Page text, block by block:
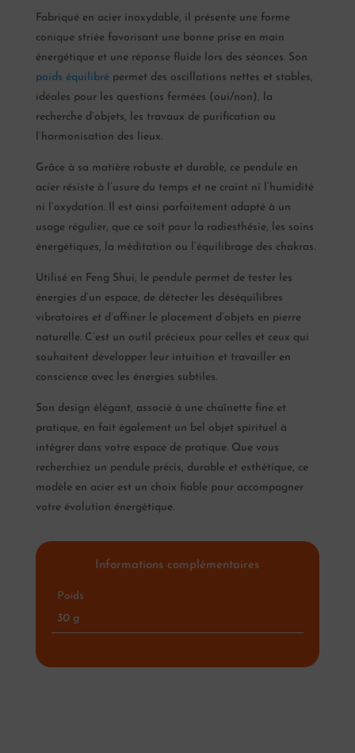
Fabriqué en acier inoxydable, il présente une forme
conique striée favorisant une bonne prise en main
énergétique et une réponse fluide lors des séances. Son
poids équilibrépermet des oscillations nettes et stables,
idéales pour les questions fermées (oui/non), la
recherche d’objets, les travaux de purification ou
l’harmonisation des lieux.
Grâce à sa matière robuste et durable, ce pendule en
acier résiste à l’usure du temps et ne craint ni l’humidité
ni l’oxydation. Il est ainsi parfaitement adapté à un
usage régulier, que ce soit pour la radiesthésie, les soins
énergétiques, la méditation ou l’équilibrage des chakras.
Utilisé en Feng Shui, le pendule permet de tester les
énergies d’un espace, de détecter les déséquilibres
vibratoires et d’affiner le placement d’objets en pierre
naturelle. C’est un outil précieux pour celles et ceux qui
souhaitent développer leur intuition et travailler en
conscience avec les énergies subtiles.
Son design élégant, associé à une chaînette fine et
pratique, en fait également un bel objet spirituel à
intégrer dans votre espace de pratique. Que vous
recherchiez un pendule précis, durable et esthétique, ce
modèle en acier est un choix fiable pour accompagner
votre évolution énergétique.
Informations complémentaires
Poids
30 g